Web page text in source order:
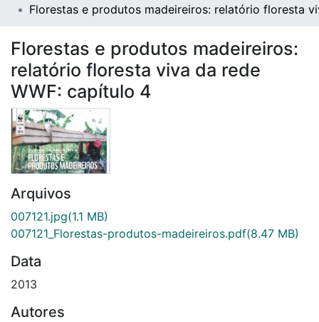
Repositório
Doações/Aquisições
Fale Conosco
Florestas e produtos madeireiros: relatório floresta
Florestas e produtos madeireiros:
relatório floresta viva da rede
WWF: capítulo 4
Arquivos
007121.jpg(1.1 MB)
007121_Florestas-produtos-madeireiros.pdf(8.47 MB)
Data
2013
Autores